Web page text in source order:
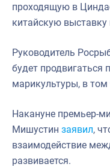
проходящую в
китайскую
Руководитель
будет продвигаться
марикультуры, в том
Накануне премьер-
Мишустин заявил,
взаимодействие
развивается.